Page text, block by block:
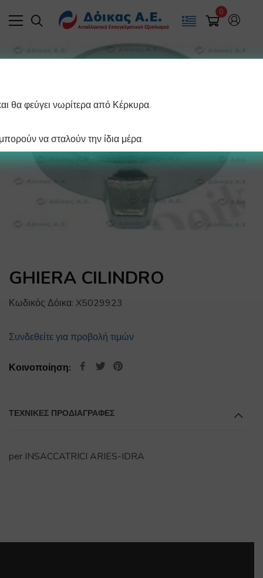
0
GHIERA CILINDRO
Κωδικός Δόικα: X5029923
Συνδεθείτε για προβολή τιμών
Κοινοποίηση:
ΤΕΧΝΙΚΕΣ ΠΡΟΔΙΑΓΡΑΦΕΣ
per INSACCATRICI ARIES-IDRA
θα φεύγει νωρίτερα από Κέρκυρα.
να σταλούν την ίδια μέρα.